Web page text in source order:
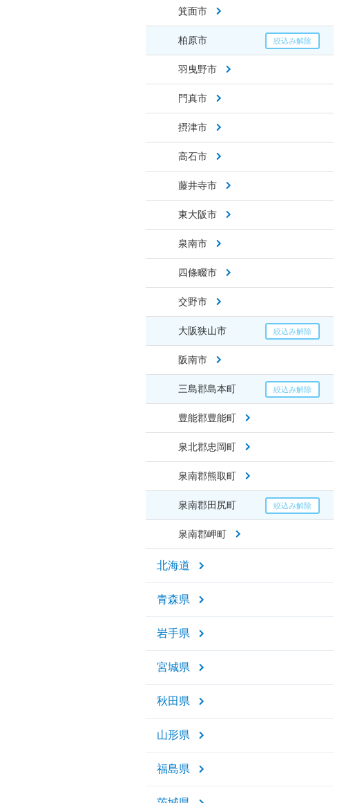
箕面市
柏原市
羽曳野市
門真市
摂津市
高石市
藤井寺市
東大阪市
泉南市
四條畷市
交野市
大阪狭山市
阪南市
三島郡島本町
豊能郡豊能町
泉北郡忠岡町
泉南郡熊取町
泉南郡田尻町
泉南郡岬町
北海道
青森県
岩手県
宮城県
秋田県
山形県
福島県